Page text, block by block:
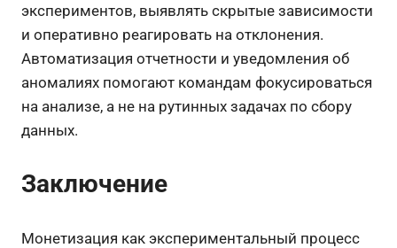
экспериментов, выявлять скрытые зависимости
и оперативно реагировать на отклонения.
Автоматизация отчетности и уведомления об
аномалиях помогают командам фокусироваться
на анализе, а не на рутинных задачах по сбору
данных.
Заключение
Монетизация как экспериментальный процесс